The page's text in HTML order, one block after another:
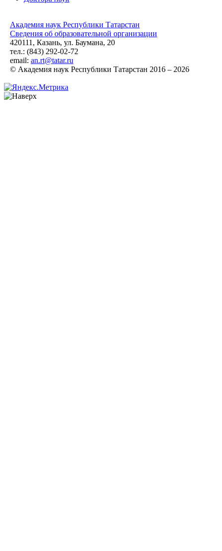
Академия наук Республики Татарстан
Сведения об образовательной организации
420111, Казань, ул. Баумана, 20
тел.: (843) 292-02-72
email: an.rt@tatar.ru
© Академия наук Республики Татарстан 2016 – 2026